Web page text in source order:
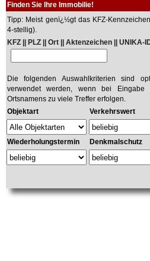
Finden Sie Ihre Immobilie!
Tipp: Meist genï¿½gt das KFZ-
4-stellig).
KFZ || PLZ || Ort || Aktenzeichen || UNIKA-
Die folgenden Auswahlkriterien sind
verwendet werden, wenn bei Eingabe
Ortsnamens zu viele Treffer erfolgen.
Objektart
Verkehrswert
Wiederholungstermin Denkmalschutz